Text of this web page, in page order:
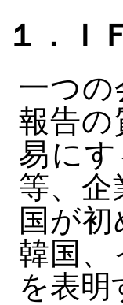
１．Ｉ
一つ
報告の
易に
等、
国が
韓国
を表明